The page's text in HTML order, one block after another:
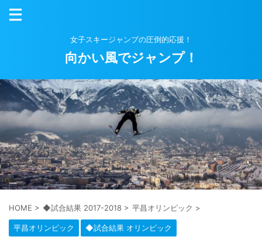
女子スキージャンプの圧倒的応援！
向かい風でジャンプ！
HOME > ◆試合結果 2017-2018 > 平昌オリンピック >
平昌オリンピック ◆試合結果 オリンピック